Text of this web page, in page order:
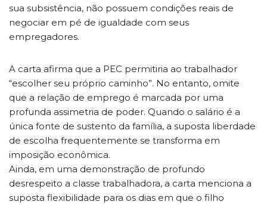
sua subsistência, não possuem condições reais de
negociar em pé de igualdade com seus
empregadores.
A carta afirma que a PEC permitiria ao trabalhador
“escolher seu próprio caminho”. No entanto, omite
que a relação de emprego é marcada por uma
profunda assimetria de poder. Quando o salário é a
única fonte de sustento da família, a suposta liberdade
de escolha frequentemente se transforma em
imposição econômica.
Ainda, em uma demonstração de profundo
desrespeito a classe trabalhadora, a carta menciona a
suposta flexibilidade para os dias em que o filho